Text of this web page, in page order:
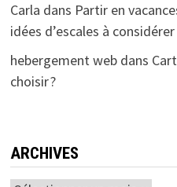
Carla dans Partir en
idées d’escales à considérer
hebergement webdans
choisir ?
ARCHIVES